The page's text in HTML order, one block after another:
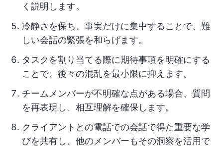
く説明します。
冷静さを保ち、事実だけに集中することで、難
しい会話の緊張を和らげます。
タスクを割り当てる際に期待事項を明確にする
ことで、後々の混乱を最小限に抑えます。
チームメンバーが不明確な点がある場合、質問
を再表現し、相互理解を確保します。
クライアントとの電話での会話で得た重要な学
びを共有し、他のメンバーもその洞察を活用で